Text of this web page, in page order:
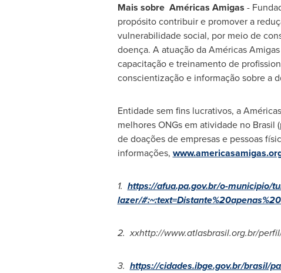
Mais sobre Américas Amigas -
propósito contribuir e promover a
vulnerabilidade social, por meio de
doença. A atuação da Américas
capacitação e treinamento de
conscientização e informação sobre a
Entidade sem fins lucrativos, a
melhores ONGs em atividade no
de doações de empresas e pessoas
informações,
1. https://afua.pa.gov.br/o-municipio/
lazer/
2.xxhttp://www.atlasbrasil.org.br/
3. https://cidades.ibge.gov.br/brasil/